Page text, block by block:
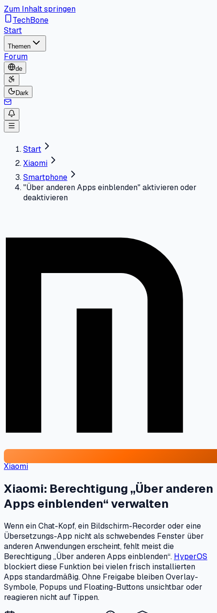
Zum Inhalt springen
TechBone
Start
Themen
Forum
de
Dark
Start
Xiaomi
Smartphone
"Über anderen Apps einblenden" aktivieren oder
deaktivieren
Xiaomi
Xiaomi: Berechtigung „Über anderen
Apps einblenden“ verwalten
Wenn ein Chat-Kopf, ein Bildschirm-Recorder oder eine
Übersetzungs-App nicht als schwebendes Fenster über
anderen Anwendungen erscheint, fehlt meist die
Berechtigung „Über anderen Apps einblenden“. HyperOS
blockiert diese Funktion bei vielen frisch installierten
Apps standardmäßig. Ohne Freigabe bleiben Overlay-
Symbole, Popups und Floating-Buttons unsichtbar oder
reagieren nicht auf Tippen.